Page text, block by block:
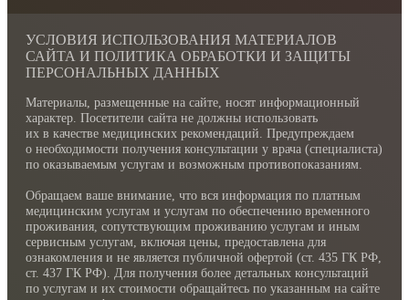
УСЛОВИЯ ИСПОЛЬЗОВАНИЯ МАТЕРИАЛОВ
САЙТА И ПОЛИТИКА ОБРАБОТКИ И ЗАЩИТЫ
ПЕРСОНАЛЬНЫХ ДАННЫХ
Материалы, размещенные на сайте, носят информационный
характер. Посетители сайта не должны использовать
их в качестве медицинских рекомендаций. Предупреждаем
о необходимости получения консультации у врача (специалиста)
по оказываемым услугам и возможным противопоказаниям.
Обращаем ваше внимание, что вся информация по платным
медицинским услугам и услугам по обеспечению временного
проживания, сопутствующим проживанию услугам и иным
сервисным услугам, включая цены, предоставлена для
ознакомления и не является публичной офертой (ст. 435 ГК РФ,
cт. 437 ГК РФ). Для получения более детальных консультаций
по услугам и их стоимости обращайтесь по указанным на сайте